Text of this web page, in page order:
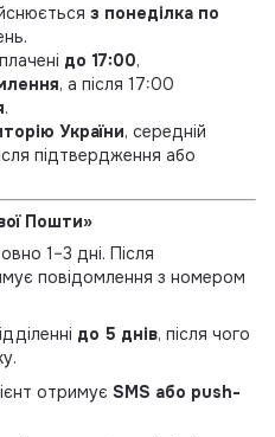
з понеділка по
до 17:00,
, а після 17:00
.
України, середній
підтвердження або
Пошти»
1–3 дні. Після
повідомлення з номером
до 5 днів, після чого
отримує SMS або push-